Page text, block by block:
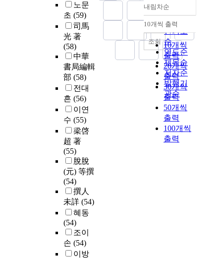
노문
초 (59)
司馬
光 著
(58)
中華
書局編輯
部 (58)
전대
흔 (56)
이연
수 (55)
梁啓
超 著
(55)
脫脫
(元) 等撰
(54)
撰人
未詳 (54)
혜동
(54)
조이
손 (54)
이방
정확도
순
인기도
순
연도순
제목순
저자순
발행기
관순
내림차순
내림차순
10개씩 출력
10개씩
출력
20개씩
출력
30개씩
출력
50개씩
출력
100개씩
출력
조회